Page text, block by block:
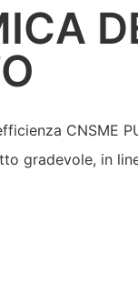
CNSME
gradevole, in